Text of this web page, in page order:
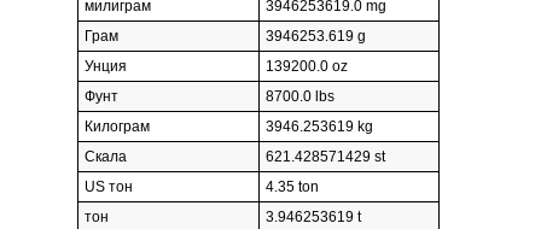
милиграм
3946253619.0 mg
Грам
3946253.619 g
Унция
139200.0 oz
Фунт
8700.0 lbs
Килограм
3946.253619 kg
Скала
621.428571429 st
US тон
4.35 ton
тон
3.946253619 t